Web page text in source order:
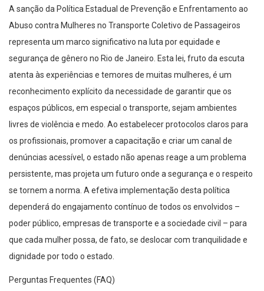
A sanção da Política Estadual de Prevenção e Enfrentamento ao
Abuso contra Mulheres no Transporte Coletivo de Passageiros
representa um marco significativo na luta por equidade e
segurança de gênero no Rio de Janeiro. Esta lei, fruto da escuta
atenta às experiências e temores de muitas mulheres, é um
reconhecimento explícito da necessidade de garantir que os
espaços públicos, em especial o transporte, sejam ambientes
livres de violência e medo. Ao estabelecer protocolos claros para
os profissionais, promover a capacitação e criar um canal de
denúncias acessível, o estado não apenas reage a um problema
persistente, mas projeta um futuro onde a segurança e o respeito
se tornem a norma. A efetiva implementação desta política
dependerá do engajamento contínuo de todos os envolvidos –
poder público, empresas de transporte e a sociedade civil – para
que cada mulher possa, de fato, se deslocar com tranquilidade e
dignidade por todo o estado.
Perguntas Frequentes (FAQ)